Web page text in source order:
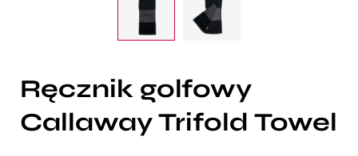
Ręcznik golfowy
Callaway Trifold Towel